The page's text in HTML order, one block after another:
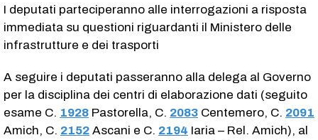
I deputati parteciperanno alle interrogazioni a risposta
immediata su questioni riguardanti il Ministero delle
infrastrutture e dei trasporti
A seguire i deputati passeranno alla delega al Governo
per la disciplina dei centri di elaborazione dati (seguito
esame C. 1928 ​ Pastorella, C. 2083 ​ Centemero, C. 2091
Amich, C. 2152 ​ Ascani e C. 2194 ​ Iaria – Rel. Amich), al